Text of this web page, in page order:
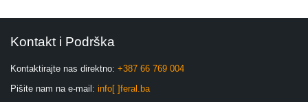
Kontakt i Podrška
Kontaktirajte nas direktno: +387 66 769 004
Pišite nam na e-mail: info[ ]feral.ba